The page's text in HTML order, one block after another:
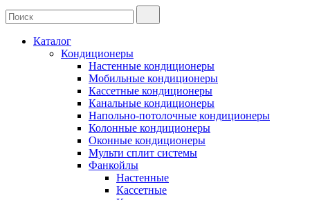
Каталог
Кондиционеры
Настенные кондиционеры
Мобильные кондиционеры
Кассетные кондиционеры
Канальные кондиционеры
Напольно-потолочные кондиционеры
Колонные кондиционеры
Оконные кондиционеры
Мульти сплит системы
Фанкойлы
Настенные
Кассетные